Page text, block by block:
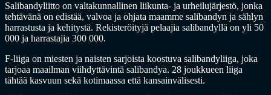
Salibandyliitto on valtakunnallinen liikunta- ja urheilujärjestö, jonka
tehtävänä on edistää, valvoa ja ohjata maamme salibandyn ja sählyn
harrastusta ja kehitystä. Rekisteröityjä pelaajia salibandyllä on yli 50
000 ja harrastajia 300 000.
F-liiga on miesten ja naisten sarjoista koostuva salibandyliiga, joka
tarjoaa maailman viihdyttävintä salibandya. 28 joukkueen liiga
tähtää kasvuun sekä kotimaassa että kansainvälisesti.